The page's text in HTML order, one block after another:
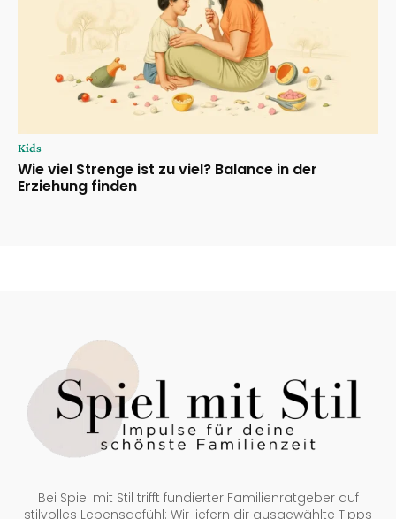
Kids
Wie viel Strenge ist zu viel? Balance in der
Erziehung finden
Bei Spiel mit Stil trifft fundierter Familienratgeber auf
stilvolles Lebensgefühl: Wir liefern dir ausgewählte Tipps